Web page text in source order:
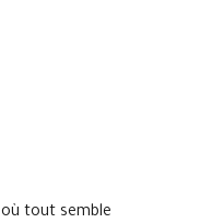
tout semble